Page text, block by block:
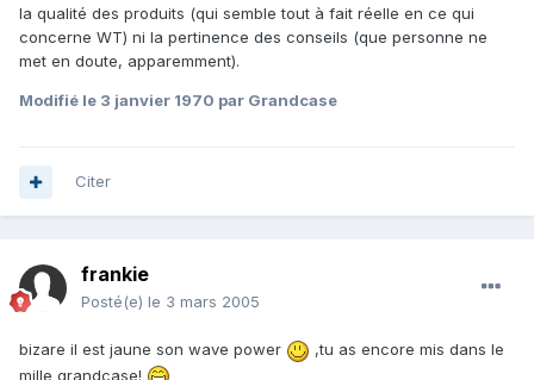
la qualité des produits (qui semble tout à fait réelle en ce qui
concerne WT) ni la pertinence des conseils (que personne ne
met en doute, apparemment).
Modifié le 3 janvier 1970 par Grandcase
Citer
frankie
Posté(e) le 3 mars 2005
bizare il est jaune son wave power
,tu as encore mis dans le
mille grandcase!